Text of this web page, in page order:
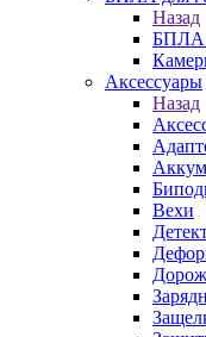
Назад
БПЛА
Аксессуары
Назад
Вехи